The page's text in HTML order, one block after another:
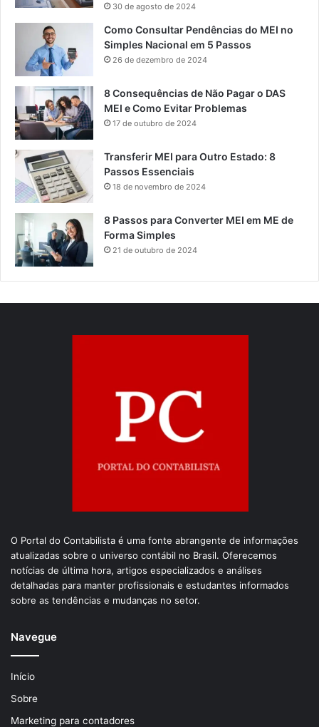
30 de agosto de 2024
Como Consultar Pendências do MEI no
Simples Nacional em 5 Passos
26 de dezembro de 2024
8 Consequências de Não Pagar o DAS
MEI e Como Evitar Problemas
17 de outubro de 2024
Transferir MEI para Outro Estado: 8
Passos Essenciais
18 de novembro de 2024
8 Passos para Converter MEI em ME de
Forma Simples
21 de outubro de 2024
O Portal do Contabilista é uma fonte abrangente de informações
atualizadas sobre o universo contábil no Brasil. Oferecemos
notícias de última hora, artigos especializados e análises
detalhadas para manter profissionais e estudantes informados
sobre as tendências e mudanças no setor.
Navegue
Início
Sobre
Marketing para contadores